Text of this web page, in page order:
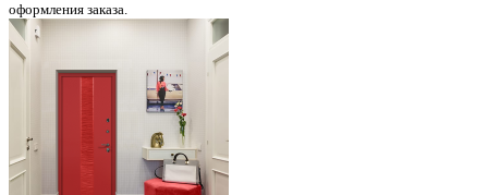
оформления заказа.